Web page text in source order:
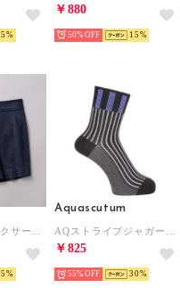
￥880
50% 15
Aquascutum
￥825
55% 30